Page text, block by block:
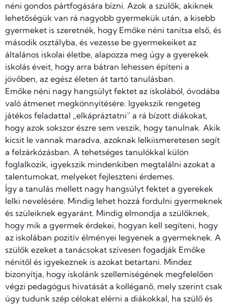
néni gondos pártfogására bízni. Azok a szülők, akiknek
lehetőségük van rá nagyobb gyermekük után, a kisebb
gyermeket is szeretnék, hogy Emőke néni tanítsa első, és
második osztályba, és vezesse be gyermekeiket az
általános iskolai életbe, alapozza meg úgy a gyerekek
iskolás éveit, hogy arra bátran lehessen építeni a
jövőben, az egész életen át tartó tanulásban.
Emőke néni nagy hangsúlyt fektet az iskolából, óvodába
való átmenet megkönnyítésére. Igyekszik rengeteg
játékos feladattal „elkápráztatni” a rá bízott diákokat,
hogy azok sokszor észre sem veszik, hogy tanulnak. Akik
kicsit le vannak maradva, azoknak lelkiismeretesen segít
a felzárkózásban. A tehetséges tanulókkal külön
foglalkozik, igyekszik mindenkiben megtalálni azokat a
talentumokat, melyeket fejleszteni érdemes.
Így a tanulás mellett nagy hangsúlyt fektet a gyerekek
lelki nevelésére. Mindig lehet hozzá fordulni gyermeknek
és szüleiknek egyaránt. Mindig elmondja a szülőknek,
hogy mik a gyermek érdekei, hogyan kell segíteni, hogy
az iskolában pozitív élményei legyenek a gyermeknek. A
szülők ezeket a tanácsokat szívesen fogadják Emőke
nénitől és igyekeznek is azokat betartani. Mindez
bizonyítja, hogy iskolánk szellemiségének megfelelően
végzi pedagógus hivatását a kolléganő, mely szerint csak
úgy tudunk szép célokat elérni a diákokkal, ha szülő és